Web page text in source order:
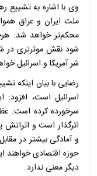
وی با اشاره به تشییع
ملت ایران و عراق
محکم‌تر خواهد شد.
شود نقش موثرتری در
شر آمریکا و اسرائیل
رضایی با بیان اینکه
اسرائیل است،
سرخورده کرده است.
اثرگذار است و اثراتش
و آمادگی بیشتر در
حوزه اقتصادی خواهند
دیگر معنی ندارد.